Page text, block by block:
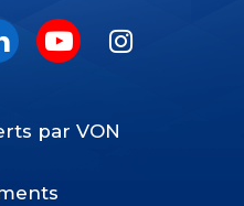
par VON